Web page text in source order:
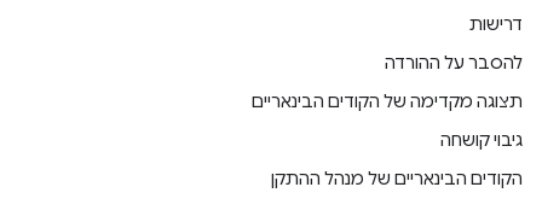
דרישות
להסבר על ההורדה
תצוגה מקדימה של הקודים הבינאריים
גיבוי קושחה
הקודים הבינאריים של מנהל ההתקן